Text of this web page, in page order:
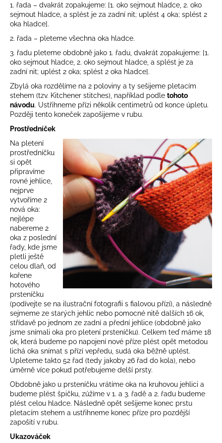
1. řada – dvakrát zopakujeme: [1. oko sejmout hladce, 2. oko
sejmout hladce, a splést je za zadní nit; uplést 4 oka; splést 2
oka hladce].
2. řada – pleteme všechna oka hladce.
3. řadu pleteme obdobně jako 1. řadu, dvakrát zopakujeme: [1.
oko sejmout hladce, 2. oko sejmout hladce, a splést je za
zadní nit; uplést 2 oka; splést 2 oka hladce].
Zbylá oka rozdělíme na 2 poloviny a ty sešijeme pletacím
stehem (tzv. Kitchener stitches), například podle tohoto
návodu. Ustřihneme přízi několik centimetrů od konce úpletu.
Později tento koneček zapošijeme v rubu.
Prostředníček
Na pletení
prostředníčku
si opět
připravíme
rovné jehlice,
nejprve
vytvoříme 2
nová oka:
nejlépe
nabereme 2
oka z poslední
řady, kde jsme
pletli ještě
celou dlaň, od
kořene
hotového
prsteníčku
(podívejte se na ilustrační fotografii s fialovou přízí), a následně
sejmeme ze starých jehlic nebo pomocné nitě dalších 16 ok,
střídavě po jednom ze zadní a přední jehlice (obdobně jako
jsme snímali oka pro pletení prsteníčku). Celkem teď máme 18
ok, která budeme po napojení nové příze plést opět metodou
lichá oka snímat s přízí vepředu, sudá oka běžně uplést.
Upleteme takto 52 řad (tedy jakoby 26 řad do kola), nebo
úměrně více pokud potřebujeme delší prsty.
Obdobně jako u prsteníčku vrátíme oka na kruhovou jehlici a
budeme plést špičku, zúžíme v 1. a 3. řadě a 2. řadu budeme
plést celou hladce. Následně opět sešijeme konec prstu
pletacím stehem a ustřihneme konec příze pro pozdější
zapošití v rubu.
Ukazováček